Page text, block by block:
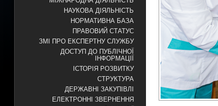
НАУКОВА ДІЯЛЬНІСТЬ
НОРМАТИВНА БАЗА
ПРАВОВИЙ СТАТУС
ЗМІ ПРО ЕКСПЕРТНУ СЛУЖБУ
ДОСТУП ДО ПУБЛІЧНОЇ
ІНФОРМАЦІЇ
ІСТОРІЯ РОЗВИТКУ
СТРУКТУРА
ДЕРЖАВНІ ЗАКУПІВЛІ
ЕЛЕКТРОННІ ЗВЕРНЕННЯ